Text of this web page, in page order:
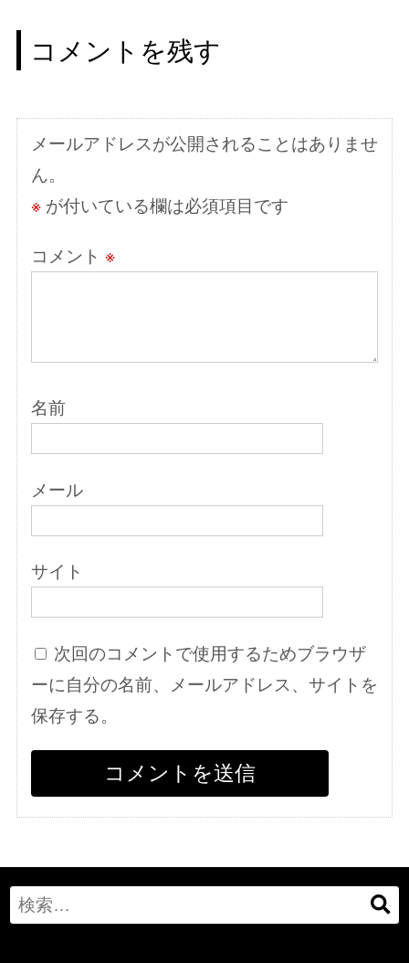
ビ
ゲ
シ
ョ
ン
コメントを残す
メールアドレスが公開されることはありませ
ん。
※が付いている欄は必須項目です
コメント ※
名前
メール
サイト
次回のコメントで使用するためブラウザ
ーに自分の名前、メールアドレス、サイトを
保存する。
Search
for: